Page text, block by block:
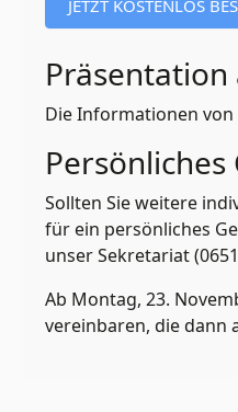
Präsentation
Die Informationen von
Persönliches
Sollten Sie weitere
für ein persönliches
unser Sekretariat
Ab Montag, 23.
vereinbaren, die dann